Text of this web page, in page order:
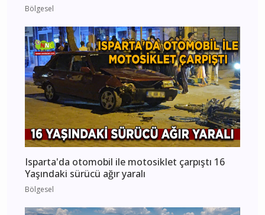
Bölgesel
Isparta'da otomobil ile motosiklet çarpıştı 16
Yaşındaki sürücü ağır yaralı
Bölgesel